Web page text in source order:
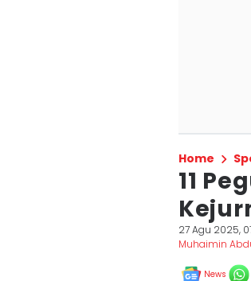
Home
11
27 Agu 2025,
Muhaimin
News